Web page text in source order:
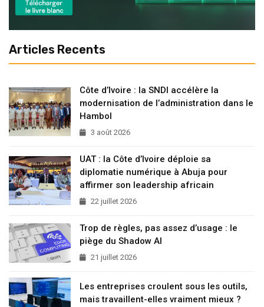
Articles Recents
Côte d’Ivoire : la SNDI accélère la
modernisation de l’administration dans le
Hambol
3 août 2026
UAT : la Côte d’Ivoire déploie sa
diplomatie numérique à Abuja pour
affirmer son leadership africain
22 juillet 2026
Trop de règles, pas assez d’usage : le
piège du Shadow AI
21 juillet 2026
Les entreprises croulent sous les outils,
mais travaillent-elles vraiment mieux ?